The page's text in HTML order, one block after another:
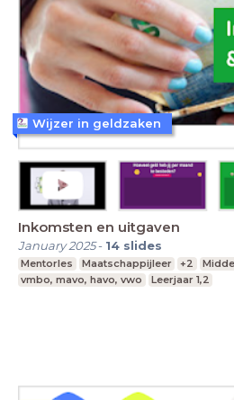
Inkomsten en uitgaven
January 2025- 14 slides
Mentorles Maatschappijleer +2
vmbo, mavo, havo, vwo
Leerjaar 1,2
Wijzer in geldzaken